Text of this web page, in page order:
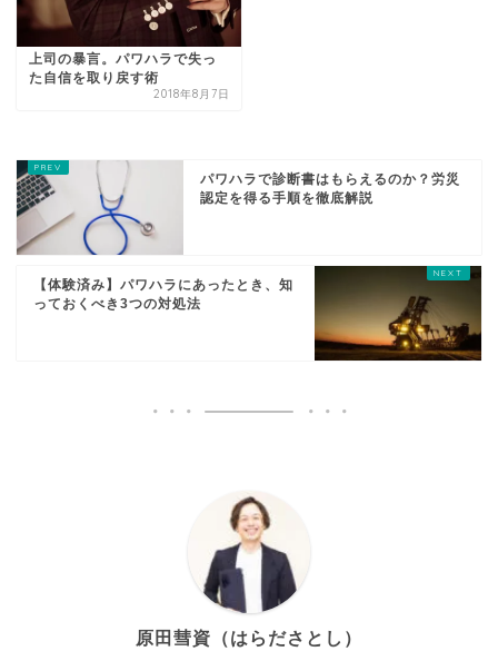
上司の暴言。パワハラで失っ
た自信を取り戻す術
2018年8月7日
パワハラで診断書はもらえるのか？労災
認定を得る手順を徹底解説
【体験済み】パワハラにあったとき、知
っておくべき3つの対処法
原田彗資（はらださとし）